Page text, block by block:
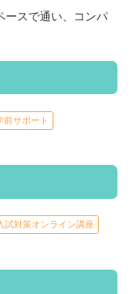
インを組み合わせ
ます。 学習面では、
ステージを準
、学力別に自分のペ
スタイルで学びを深
力」を身につけるこ
ースで通い、コンパ
前サポート
試対策オンライン講座